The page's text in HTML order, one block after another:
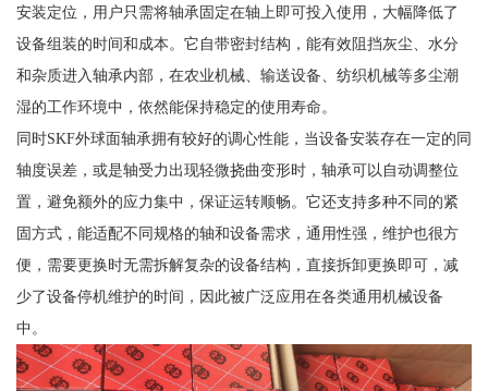
安装定位，用户只需将轴承固定在轴上即可投入使用，大幅降低了
设备组装的时间和成本。它自带密封结构，能有效阻挡灰尘、水分
和杂质进入轴承内部，在农业机械、输送设备、纺织机械等多尘潮
湿的工作环境中，依然能保持稳定的使用寿命。
同时SKF外球面轴承拥有较好的调心性能，当设备安装存在一定的同
轴度误差，或是轴受力出现轻微挠曲变形时，轴承可以自动调整位
置，避免额外的应力集中，保证运转顺畅。它还支持多种不同的紧
固方式，能适配不同规格的轴和设备需求，通用性强，维护也很方
便，需要更换时无需拆解复杂的设备结构，直接拆卸更换即可，减
少了设备停机维护的时间，因此被广泛应用在各类通用机械设备
中。